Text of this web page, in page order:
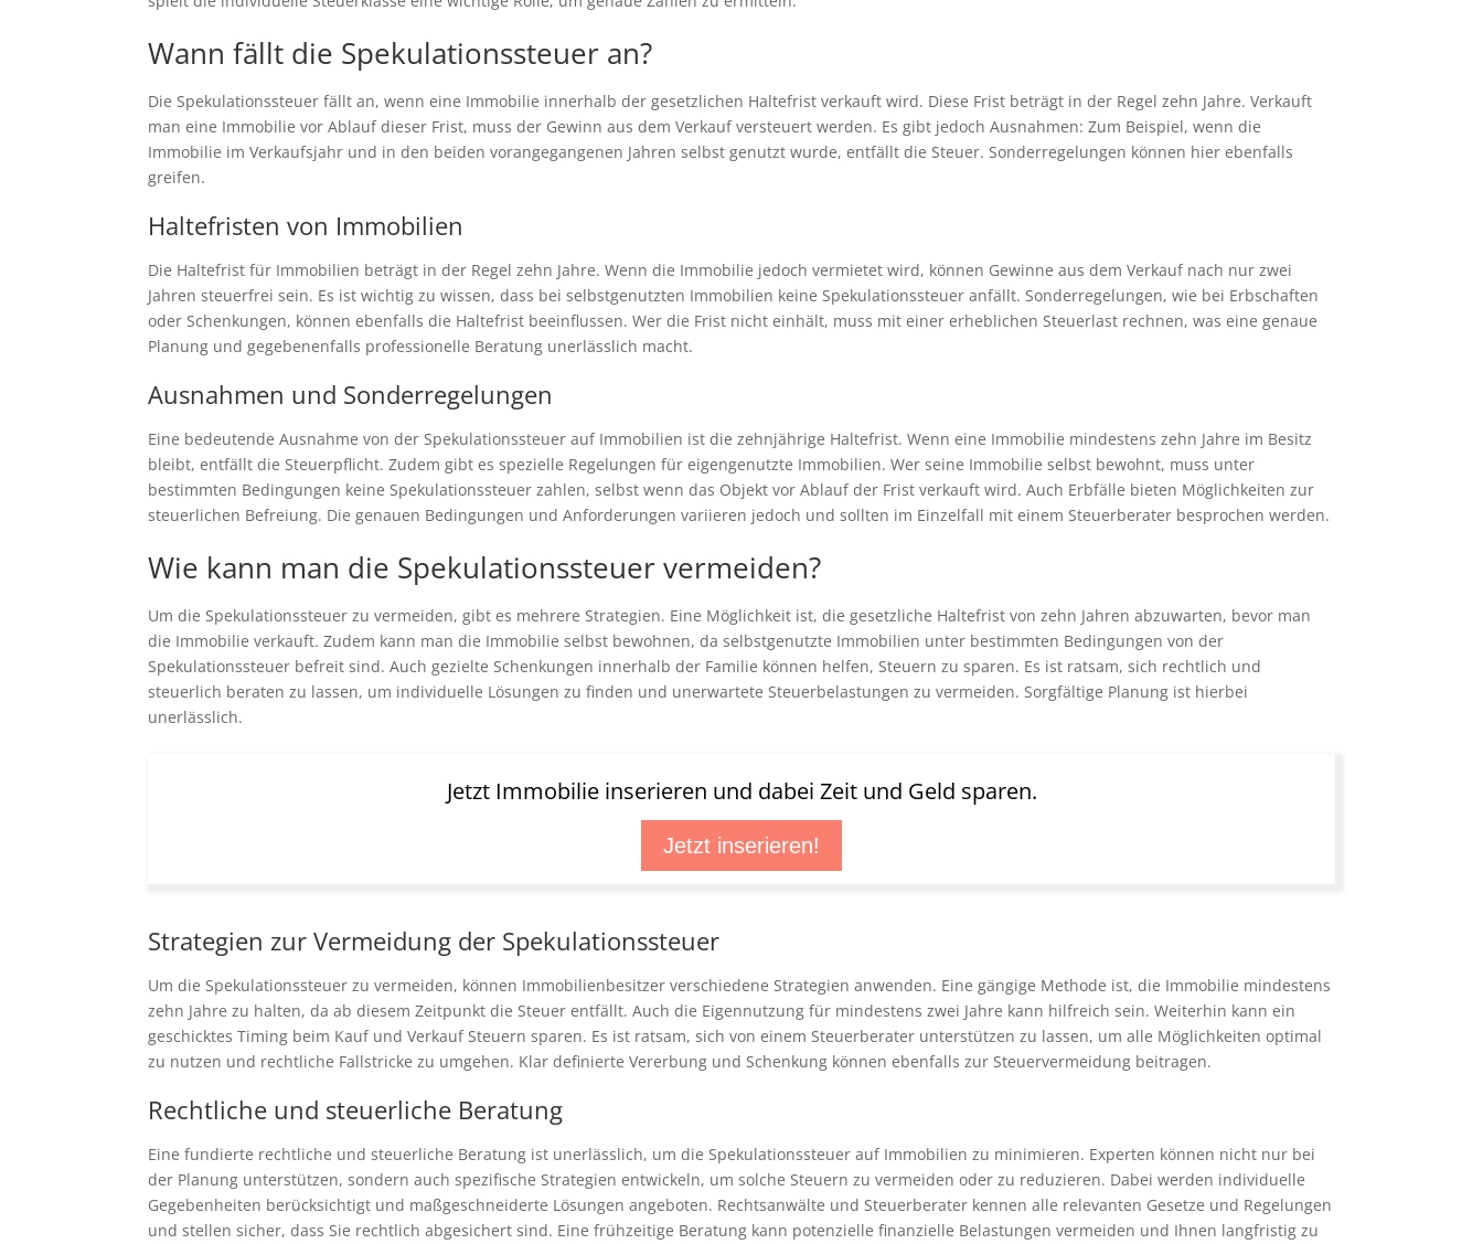
Wann fällt die Spekulationssteuer an?
Die Spekulationssteuer fällt an, wenn eine Immobilie innerhalb der gesetzlichen Haltefrist verkauft wird. Diese Frist beträgt in der Regel zehn Jahre. Verkauft
man eine Immobilie vor Ablauf dieser Frist, muss der Gewinn aus dem Verkauf versteuert werden. Es gibt jedoch Ausnahmen: Zum Beispiel, wenn die
Immobilie im Verkaufsjahr und in den beiden vorangegangenen Jahren selbst genutzt wurde, entfällt die Steuer. Sonderregelungen können hier ebenfalls
greifen.
Haltefristen von Immobilien
Die Haltefrist für Immobilien beträgt in der Regel zehn Jahre. Wenn die Immobilie jedoch vermietet wird, können Gewinne aus dem Verkauf nach nur zwei
Jahren steuerfrei sein. Es ist wichtig zu wissen, dass bei selbstgenutzten Immobilien keine Spekulationssteuer anfällt. Sonderregelungen, wie bei Erbschaften
oder Schenkungen, können ebenfalls die Haltefrist beeinflussen. Wer die Frist nicht einhält, muss mit einer erheblichen Steuerlast rechnen, was eine genaue
Planung und gegebenenfalls professionelle Beratung unerlässlich macht.
Ausnahmen und Sonderregelungen
Eine bedeutende Ausnahme von der Spekulationssteuer auf Immobilien ist die zehnjährige Haltefrist. Wenn eine Immobilie mindestens zehn Jahre im Besitz
bleibt, entfällt die Steuerpflicht. Zudem gibt es spezielle Regelungen für eigengenutzte Immobilien. Wer seine Immobilie selbst bewohnt, muss unter
bestimmten Bedingungen keine Spekulationssteuer zahlen, selbst wenn das Objekt vor Ablauf der Frist verkauft wird. Auch Erbfälle bieten Möglichkeiten zur
steuerlichen Befreiung. Die genauen Bedingungen und Anforderungen variieren jedoch und sollten im Einzelfall mit einem Steuerberater besprochen werden.
Wie kann man die Spekulationssteuer vermeiden?
Um die Spekulationssteuer zu vermeiden, gibt es mehrere Strategien. Eine Möglichkeit ist, die gesetzliche Haltefrist von zehn Jahren abzuwarten, bevor man
die Immobilie verkauft. Zudem kann man die Immobilie selbst bewohnen, da selbstgenutzte Immobilien unter bestimmten Bedingungen von der
Spekulationssteuer befreit sind. Auch gezielte Schenkungen innerhalb der Familie können helfen, Steuern zu sparen. Es ist ratsam, sich rechtlich und
steuerlich beraten zu lassen, um individuelle Lösungen zu finden und unerwartete Steuerbelastungen zu vermeiden. Sorgfältige Planung ist hierbei
unerlässlich.
Jetzt Immobilie inserieren und dabei Zeit und Geld sparen.
Jetzt inserieren!
Strategien zur Vermeidung der Spekulationssteuer
Um die Spekulationssteuer zu vermeiden, können Immobilienbesitzer verschiedene Strategien anwenden. Eine gängige Methode ist, die Immobilie mindestens
zehn Jahre zu halten, da ab diesem Zeitpunkt die Steuer entfällt. Auch die Eigennutzung für mindestens zwei Jahre kann hilfreich sein. Weiterhin kann ein
geschicktes Timing beim Kauf und Verkauf Steuern sparen. Es ist ratsam, sich von einem Steuerberater unterstützen zu lassen, um alle Möglichkeiten optimal
zu nutzen und rechtliche Fallstricke zu umgehen. Klar definierte Vererbung und Schenkung können ebenfalls zur Steuervermeidung beitragen.
Rechtliche und steuerliche Beratung
Eine fundierte rechtliche und steuerliche Beratung ist unerlässlich, um die Spekulationssteuer auf Immobilien zu minimieren. Experten können nicht nur bei
der Planung unterstützen, sondern auch spezifische Strategien entwickeln, um solche Steuern zu vermeiden oder zu reduzieren. Dabei werden individuelle
Gegebenheiten berücksichtigt und maßgeschneiderte Lösungen angeboten. Rechtsanwälte und Steuerberater kennen alle relevanten Gesetze und Regelungen
und stellen sicher, dass Sie rechtlich abgesichert sind. Eine frühzeitige Beratung kann potenzielle finanzielle Belastungen vermeiden und Ihnen langfristig zu